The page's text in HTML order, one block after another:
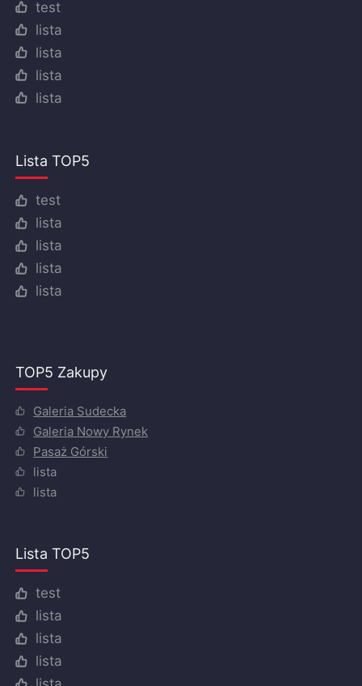
test
lista
lista
lista
lista
Lista TOP5
test
lista
lista
lista
lista
TOP5 Zakupy
Galeria Sudecka
Galeria Nowy Rynek
Pasaż Górski
lista
lista
Lista TOP5
test
lista
lista
lista